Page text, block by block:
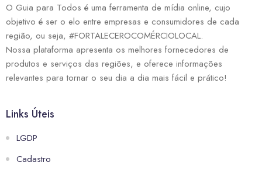
O Guia para Todos é uma ferramenta de mídia online, cujo
objetivo é ser o elo entre empresas e consumidores de cada
região, ou seja, #FORTALECEROCOMÉRCIOLOCAL.
Nossa plataforma apresenta os melhores fornecedores de
produtos e serviços das regiões, e oferece informações
relevantes para tornar o seu dia a dia mais fácil e prático!
Links Úteis
LGDP
Cadastro